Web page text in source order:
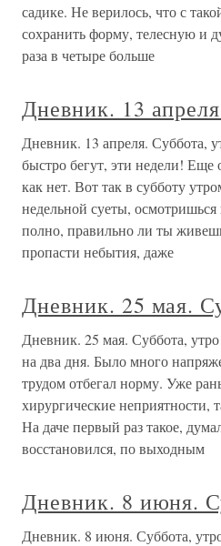
садике. Не верилось, что с
сохранить форму, телесную и
раза в четыре больше
Дневник. 13
Дневник. 13 апреля. Суббота,
быстро бегут, эти недели! Еще
как нет. Вот так в субботу
недельной суеты,
полно, правильно ли ты
пропасти небытия, даже
Дневник. 25 мая.
Дневник. 25 мая. Суббота,
на два дня. Было много
трудом отбегал норму. Уже
хирургические неприятности,
На даче первый раз такое,
восстановился, по выходным
Дневник. 8 июня.
Дневник. 8 июня. Суббота,